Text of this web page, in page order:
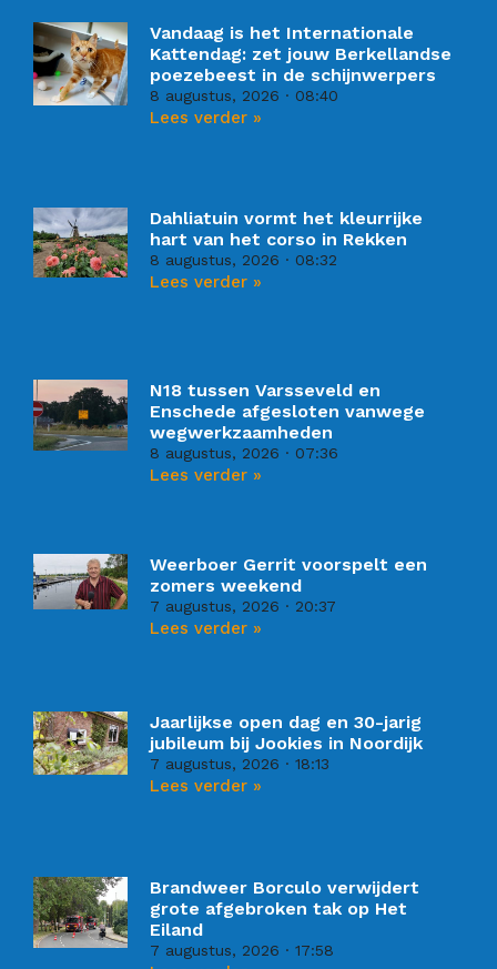
Vandaag is het Internationale
Kattendag: zet jouw Berkellandse
poezebeest in de schijnwerpers
8 augustus, 2026 08:40
Lees verder »
Dahliatuin vormt het kleurrijke
hart van het corso in Rekken
8 augustus, 2026 08:32
Lees verder »
N18 tussen Varsseveld en
Enschede afgesloten vanwege
wegwerkzaamheden
8 augustus, 2026 07:36
Lees verder »
Weerboer Gerrit voorspelt een
zomers weekend
7 augustus, 2026 20:37
Lees verder »
Jaarlijkse open dag en 30-jarig
jubileum bij Jookies in Noordijk
7 augustus, 2026 18:13
Lees verder »
Brandweer Borculo verwijdert
grote afgebroken tak op Het
Eiland
7 augustus, 2026 17:58